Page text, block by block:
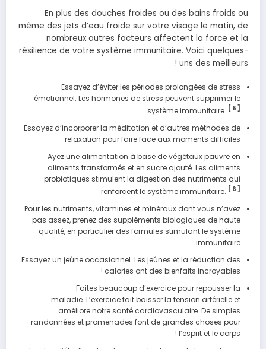
En plus des douches froides ou des bains froids ou
même des jets d’eau froide sur votre visage le matin, de
nombreux autres facteurs affectent la force et la
résilience de votre système immunitaire. Voici quelques-
uns des meilleurs !
Essayez d’éviter les périodes prolongées de stress
émotionnel. Les hormones de stress peuvent supprimer le
système immunitaire. [ 5 ]
Essayez d’incorporer la méditation et d’autres méthodes de
relaxation pour faire face aux moments difficiles.
Ayez une alimentation à base de végétaux pauvre en
aliments transformés et en sucre ajouté. Les aliments
probiotiques stimulent la digestion des nutriments qui
renforcent le système immunitaire. [ 6 ]
Pour les nutriments, vitamines et minéraux dont vous n’avez
pas assez, prenez des suppléments biologiques de haute
qualité, en particulier des formules stimulant le système
immunitaire.
Essayez un jeûne occasionnel. Les jeûnes et la réduction des
calories ont des bienfaits incroyables !
Faites beaucoup d’exercice pour repousser la
maladie. L’exercice fait baisser la tension artérielle et
améliore notre santé cardiovasculaire. De simples
randonnées et promenades font de grandes choses pour
l’esprit et le corps !